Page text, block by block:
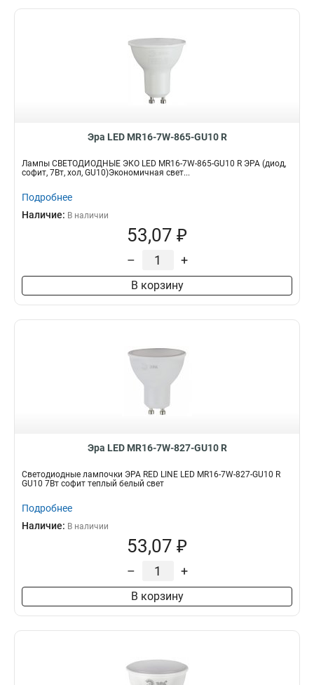
Эра LED MR16-7W-865-GU10 R
Лампы СВЕТОДИОДНЫЕ ЭКО LED MR16-7W-865-GU10 R ЭРА (диод,
софит, 7Вт, хол, GU10)Экономичная свет...
Подробнее
Наличие: В наличии
53,07 ₽
– +
В корзину
Эра LED MR16-7W-827-GU10 R
Светодиодные лампочки ЭРА RED LINE LED MR16-7W-827-GU10 R
GU10 7Вт софит теплый белый свет
Подробнее
Наличие: В наличии
53,07 ₽
– +
В корзину